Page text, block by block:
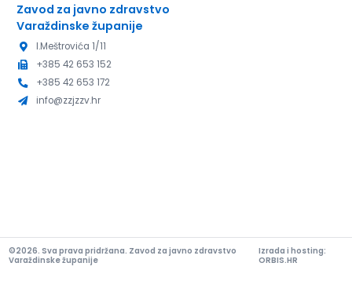
Zavod za javno zdravstvo
Varaždinske županije
I.Meštrovića 1/11
+385 42 653 152
+385 42 653 172
info@zzjzzv.hr
©2026. Sva prava pridržana. Zavod za javno zdravstvo
Varaždinske županije
Izrada i hosting:
ORBIS.HR